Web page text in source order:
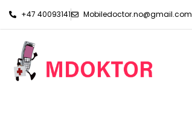
+47 40093141 Mobiledoctor.no@gmail.com